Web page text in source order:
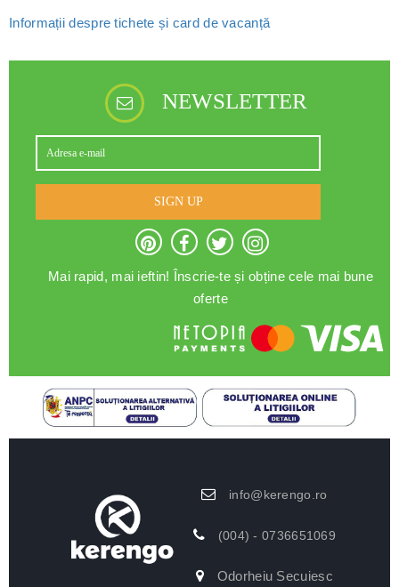
Informații despre tichete și card de vacanță
NEWSLETTER
SIGN UP
Mai rapid, mai ieftin! Înscrie-te și obține cele mai bune
oferte
info@kerengo.ro
(004) - 0736651069
Odorheiu Secuiesc